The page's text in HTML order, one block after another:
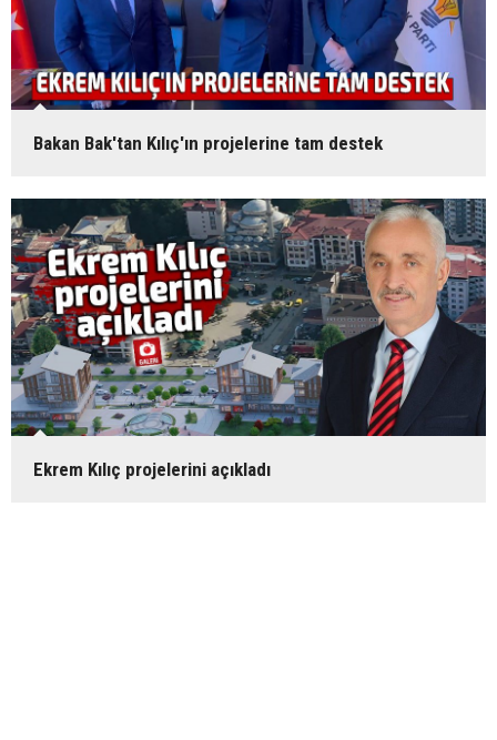
Bakan Bak'tan Kılıç'ın projelerine tam destek
Ekrem Kılıç projelerini açıkladı